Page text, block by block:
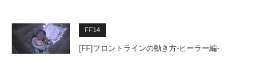
FF14
[FF]フロントラインの動き方-ヒーラー編-